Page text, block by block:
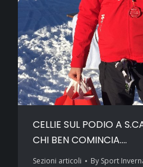
CELLIE SUL PODIO A
CHI BEN COMINCIA….
Sezioni articoli By Sport